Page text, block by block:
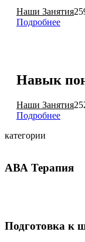
Наши Занятия
Подробнее
Навык
Наши Занятия
Подробнее
категории
АВА Терапия
Подготовка к